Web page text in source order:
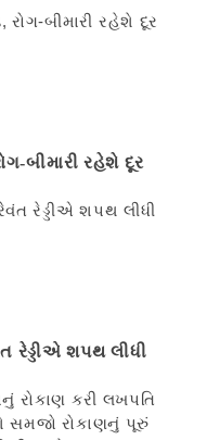
બીમારી રહેશે દૂર
રેડ્ડીએ શપથ લીધી